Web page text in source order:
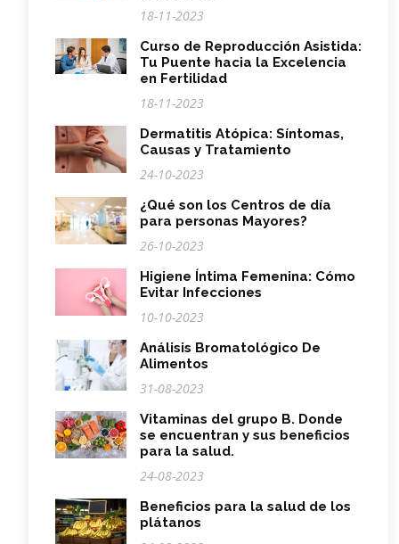
18-11-2023
Curso de Reproducción Asistida:
Tu Puente hacia la Excelencia
en Fertilidad
18-11-2023
Dermatitis Atópica: Síntomas,
Causas y Tratamiento
24-10-2023
¿Qué son los Centros de día
para personas Mayores?
26-10-2023
Higiene Íntima Femenina: Cómo
Evitar Infecciones
10-10-2023
Análisis Bromatológico De
Alimentos
31-08-2023
Vitaminas del grupo B. Donde
se encuentran y sus beneficios
para la salud.
24-08-2023
Beneficios para la salud de los
plátanos